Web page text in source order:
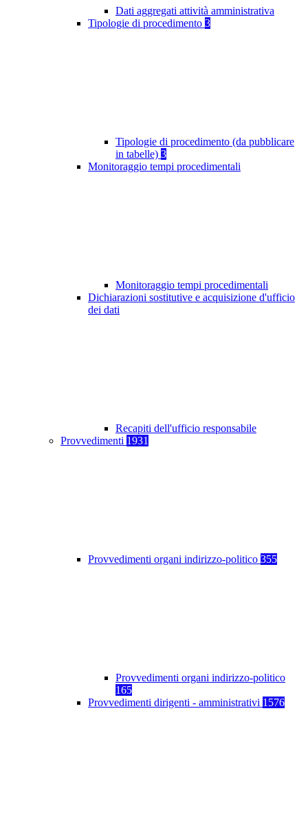
Dati aggregati attività amministrativa
Tipologie di procedimento 3
Tipologie di procedimento (da pubblicare
in tabelle) 3
Monitoraggio tempi procedimentali
Monitoraggio tempi procedimentali
Dichiarazioni sostitutive e acquisizione d'ufficio
dei dati
Recapiti dell'ufficio responsabile
Provvedimenti 1931
Provvedimenti organi indirizzo-politico 355
Provvedimenti organi indirizzo-politico
165
Provvedimenti dirigenti - amministrativi 1576